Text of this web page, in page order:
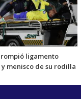
ligamento
menisco de su rodilla